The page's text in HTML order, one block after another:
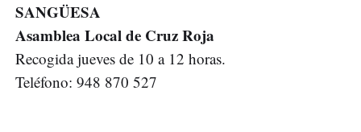
SANGÜESA
Asamblea Local de Cruz Roja
Recogida jueves de 10 a 12 horas.
Teléfono: 948 870 527